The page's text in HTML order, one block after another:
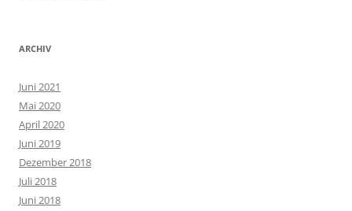
ARCHIV
Juni 2021
Mai 2020
April 2020
Juni 2019
Dezember 2018
Juli 2018
Juni 2018